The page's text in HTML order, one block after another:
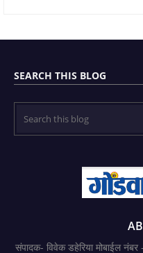
SEARCH THIS BLOG
संपादक- विवेक डहेरिया मोबाईल